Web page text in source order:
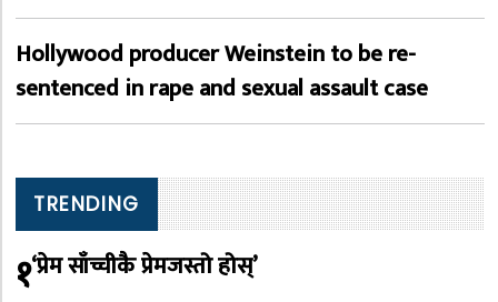
Hollywood producer Weinstein to be re-
sentenced in rape and sexual assault case
TRENDING
१‘प्रेम साँच्चीकै प्रेमजस्तो होस्’